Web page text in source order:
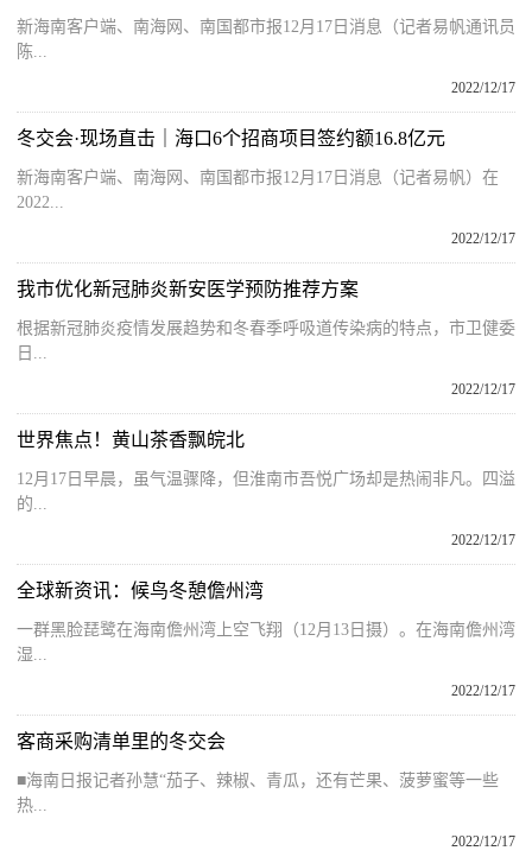
新海南客户端、南海网、南国都市报12月17日消息（记者易帆通讯员
陈...
2022/12/17
冬交会·现场直击｜海口6个招商项目签约额16.8亿元
新海南客户端、南海网、南国都市报12月17日消息（记者易帆）在
2022...
2022/12/17
我市优化新冠肺炎新安医学预防推荐方案
根据新冠肺炎疫情发展趋势和冬春季呼吸道传染病的特点，市卫健委
日...
2022/12/17
世界焦点！黄山茶香飘皖北
12月17日早晨，虽气温骤降，但淮南市吾悦广场却是热闹非凡。四溢
的...
2022/12/17
全球新资讯：候鸟冬憩儋州湾
一群黑脸琵鹭在海南儋州湾上空飞翔（12月13日摄）。在海南儋州湾
湿...
2022/12/17
客商采购清单里的冬交会
■海南日报记者孙慧“茄子、辣椒、青瓜，还有芒果、菠萝蜜等一些
热...
2022/12/17